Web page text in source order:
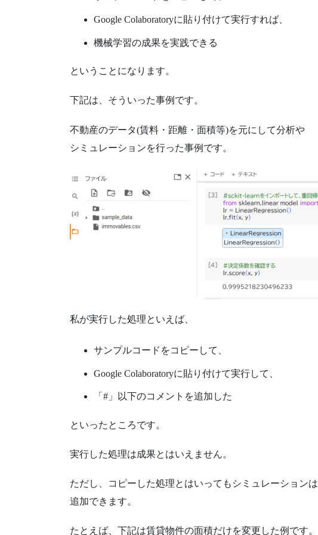
Google Colaboratoryに貼り付けて実行すれば、
機械学習の成果を実践できる
ということになります。
下記は、そういった事例です。
不動産のデータ(賃料・距離・面積等)を元にして分析や
シミュレーションを行った事例です。
私が実行した処理といえば、
サンプルコードをコピーして、
Google Colaboratoryに貼り付けて実行して、
「#」以下のコメントを追加した
といったところです。
実行した処理は成果とはいえません。
ただし、コピーした処理とはいってもシミュレーションは
追加できます。
たとえば、下記は賃貸物件の面積だけを変更した例です。